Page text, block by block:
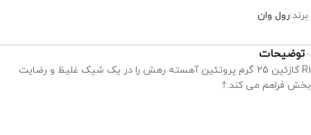
برند:رول وان
توضیحات
R1 کازئین 25 گرم پروتئین آهسته رهش را در یک شیک غلیظ و رضایت
بخش فراهم می کند.†